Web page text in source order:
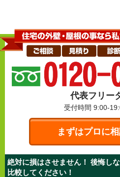
代表フリー
受付時間 9:00-
まずはプロに
絶対に損はさせません！ 後悔し
比較してください！